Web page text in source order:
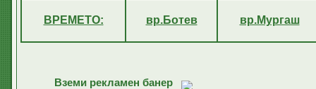
ВРЕМЕТО: вр.Ботев вр.Мургаш
Вземи рекламен банер